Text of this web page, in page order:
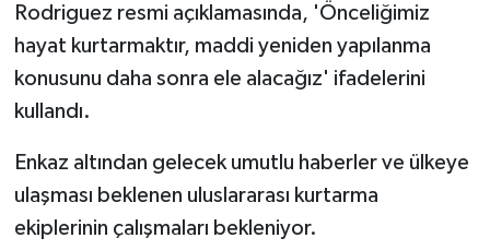
Rodriguez resmi açıklamasında, 'Önceliğimiz
hayat kurtarmaktır, maddi yeniden yapılanma
konusunu daha sonra ele alacağız' ifadelerini
kullandı.
Enkaz altından gelecek umutlu haberler ve ülkeye
ulaşması beklenen uluslararası kurtarma
ekiplerinin çalışmaları bekleniyor.